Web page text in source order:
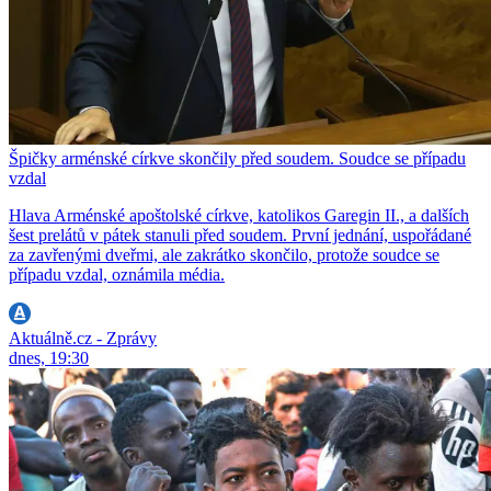
Špičky arménské církve skončily před soudem. Soudce se případu
vzdal
Hlava Arménské apoštolské církve, katolikos Garegin II., a dalších
šest prelátů v pátek stanuli před soudem. První jednání, uspořádané
za zavřenými dveřmi, ale zakrátko skončilo, protože soudce se
případu vzdal, oznámila média.
Aktuálně.cz - Zprávy
dnes, 19:30